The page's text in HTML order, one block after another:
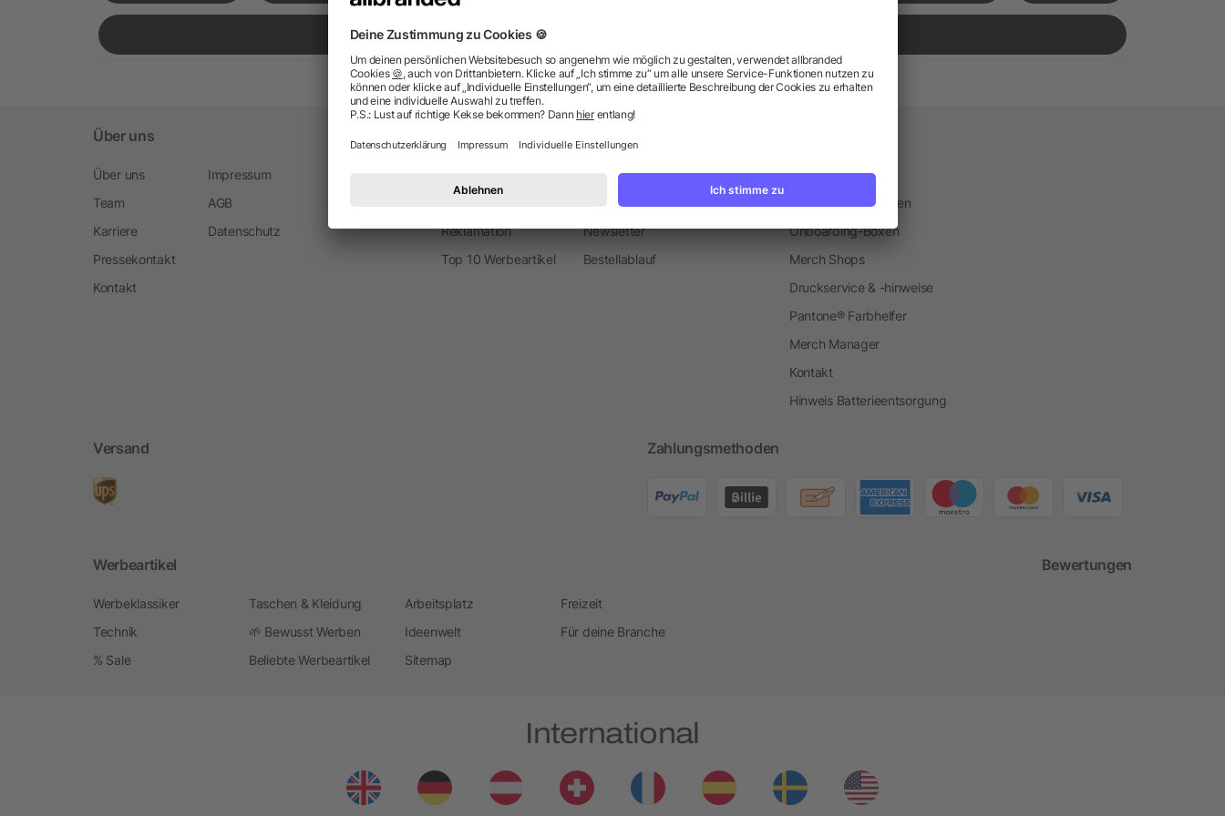
Metall-Kugelschreiber
Über uns
Über uns
Team
Karriere
Pressekontakt
Kontakt
Impressum
AGB
Datenschutz
Reklamation
Top 10 Werbeartikel
Glossar
Newsletter
Bestellablauf
Marktplatz
Sonderanfertigungen
Onboarding-Boxen
Merch Shops
Druckservice & -hinweise
Pantone® Farbhelfer
Merch Manager
Kontakt
Hinweis Batterieentsorgung
Versand Zahlungsmethoden
Werbeartikel
Werbeklassiker Taschen & Kleidung Arbeitsplatz
Freizeit
Technik
🌱 Bewusst Werben Ideenwelt
Für deine Branche
% Sale
Beliebte Werbeartikel Sitemap
Bewertungen
International